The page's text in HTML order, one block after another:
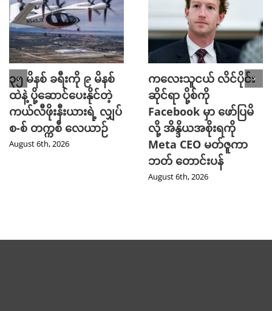
၃၅ မိနစ် ခရီးကို ၉ မိနစ်
ထဲနဲ့ ပို့ဆောင်ပေးနိုင်တဲ့
ကယ်လီဖိုးနီးယားရဲ့ လျှပ်
စ-စ် တက္ကစီ လေယာဉ်
August 6th, 2026
ကလေးသူငယ် လိင်ပိုင်း
ဆိုင်ရာ ပို့စ်ကို
Facebook မှာ ဖော်ပြမိ
လို့ အိန္ဒိယအစိုးရကို
Meta CEO မတ်ဇူကာ
ဘတ် တောင်းပန်
August 6th, 2026